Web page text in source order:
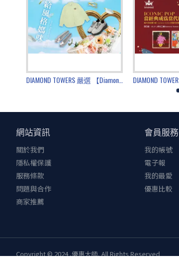
DIAMOND TOWERS 嚴選 【Diamond Towers母親節】給風格媽咪
網站資訊
關於我們
隱私權保護
服務條款
問題與合作
商家推薦
會員服務
我的帳號
電子報
我的最愛
優惠比較
Copyright © 2024 ,優惠大師, All Rights Reserved